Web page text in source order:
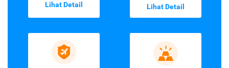
Lihat Detail Lihat Detail